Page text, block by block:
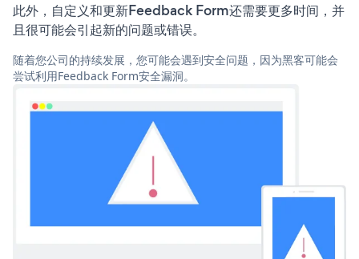
此外，自定义和更新Feedback Form还需要更多时间，并
且很可能会引起新的问题或错误。
随着您公司的持续发展，您可能会遇到安全问题，因为黑客可能会
尝试利用Feedback Form安全漏洞。